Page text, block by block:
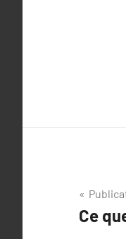
de
Ce